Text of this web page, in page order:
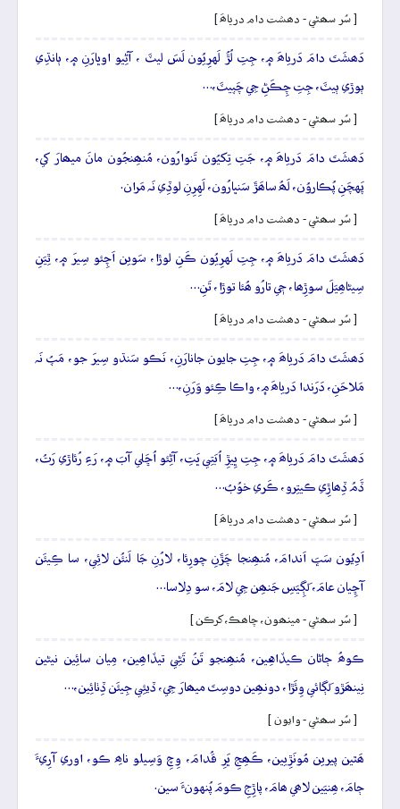
[ سُر سھڻي - دھشت دام درياھَ ]
دَھشَتَ دامَ دَرياھَ ۾، جِتِ لُڙُ لَهرِيُون لَسَ ليٽَ ، آڻِيو اوڀارَنِ ۾، ٻانڌِي
ٻوڙي ٻيٽَ، جِتِ چِڪَڻِ جِي چَپيٽَ،…
[ سُر سھڻي - دھشت دام درياھَ ]
دَھشَتَ دامَ دَرياھَ ۾، جَتِ تِکيُون تَنوارُون، مُنھِنجُون مانَ ميھارَ کي،
پَهچَنِ پُڪاروُن، لَھُ ساھَڙَ سَنڀارُون، لَهِرِنِ لوڏِي نَہ مَران.
[ سُر سھڻي - دھشت دام درياھَ ]
دَھشَتَ دامَ دَرياھَ ۾، جِتِ لَهرِيُون ڪَنِ لوڙا، سَوين اَچِئو سِيرَ ۾، ٿِيَنِ
سِيڻاھِيَلَ سوڙِھا، جٖي تارُو ھُئا توڙا، تَنِ…
[ سُر سھڻي - دھشت دام درياھَ ]
دَھشَتَ دامَ دَرياھَ ۾، جِتِ جايون جانارَنِ، نَڪو سَنڌو سِيرَ جو، مَپُ نَہ
مَلاحَنِ، دَرَندا دَرياھَ ۾، واڪا ڪِئو وَرَنِ،…
[ سُر سھڻي - دھشت دام درياھَ ]
دَھشَتَ دامَ دَرياھَ ۾، جِتِ ڀِيڙِ اُبَتِي ڀَتِ، آڻِئو اُڇَلي آبَ ۾، رَءِ رُئاڙي رَتُ،
ڏَمُ ڏِھاڙِي ڪيتِرو، ڪَري خوُبُ…
[ سُر سھڻي - دھشت دام درياھَ ]
اَدِيُون سَڀَ اَندامَ، مُنھِنجا چَڙَنِ چورِئا، لارُنِ جَا لَنئُن لائِي، سا ڪِيئَن
آڇِيان عامَ، لَڳِيَسِ جَنھِن جِي لامَ، سو دِلِاسا…
[ سُر سھڻي - مينھون، چاھڪ، کرڪن ]
ڪوھُ ڄاڻان ڪيڏاهِين، مُنھِنجو تَنُ تَڻِي تيڏاھِين، مِيان سائِين نيڻين
نِينھَڙو لَڳائي وِئَڙا، دونھِين دوسِتَ ميھارَ جِي، ڏيئِي جِيئَن ڏِٺائِين،…
[ سُر سھڻي - وايون ]
ھَٿين پيرين مُونَڙِيين، ڪَھِجِ ڀَرِ قُدامَ، وِچِ وَسِيلو ناھِ ڪو، اوري آرِيءَ
ڄامَ، ھِنيَين لاھي ھامَ، پاڙِجِ ڪومَ پُنهونءَ سين.